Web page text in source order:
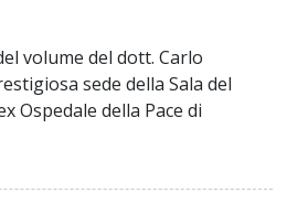
volume del dott. Carlo
sede della Sala del
Ospedale della Pace di